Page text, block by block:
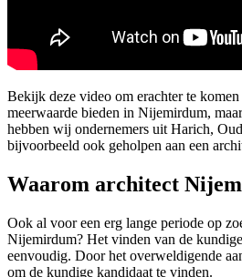
Bekijk deze video om erachter te
meerwaarde bieden in Nijemirdum,
hebben wij ondernemers uit Harich,
bijvoorbeeld ook geholpen aan een
Waarom architect
Ook al voor een erg lange periode op
Nijemirdum? Het vinden van de
eenvoudig. Door het overweldigende
om de kundige kandidaat te vinden.